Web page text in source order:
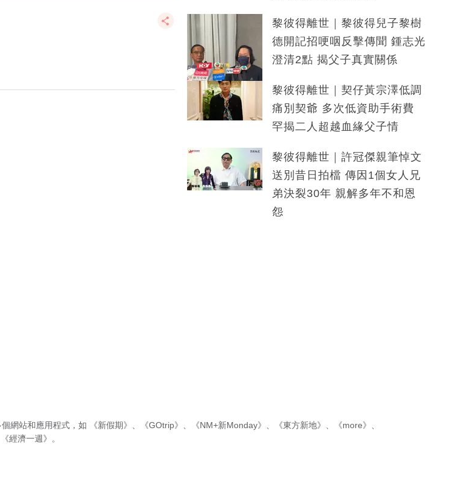
黎彼得離世｜黎彼得兒子黎樹
德開記招哽咽反擊傳聞 鍾志光
澄清2點 揭父子真實關係
黎彼得離世｜契仔黃宗澤低調
痛別契爺 多次低資助手術費
罕揭二人超越血緣父子情
黎彼得離世｜許冠傑親筆悼文
送別昔日拍檔 傳因1個女人兄
弟決裂30年 親解多年不和恩
怨